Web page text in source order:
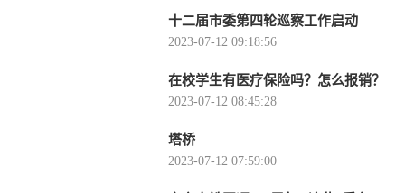
十二届市委第四轮巡察工作启动
2023-07-12 09:18:56
在校学生有医疗保险吗？怎么报销？
2023-07-12 08:45:28
塔桥
2023-07-12 07:59:00